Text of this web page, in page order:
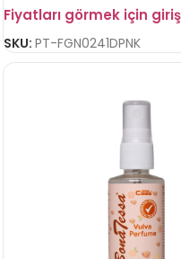
Fiyatları görmek için
SKU: PT-FGN0241DPNK